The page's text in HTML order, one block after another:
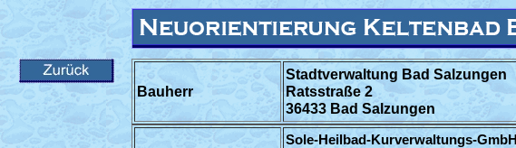
Bauherr
Stadtverwaltung Bad Salzungen
Ratsstraße 2
36433 Bad Salzungen
Sole-Heilbad-Kurverwaltungs-GmbH